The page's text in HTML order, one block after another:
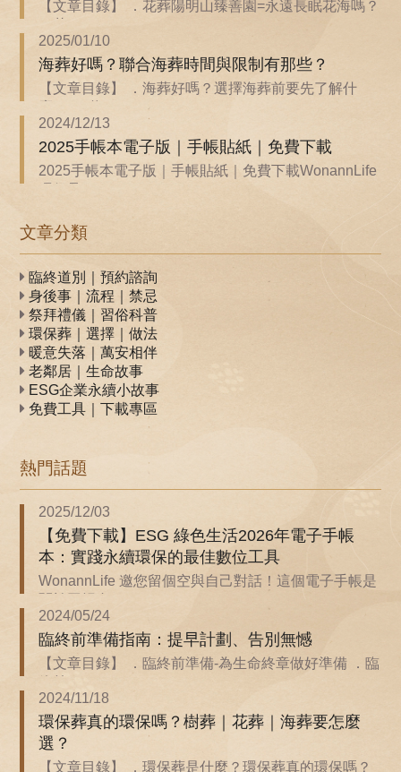
【文章目錄】 ．花葬陽明山臻善園=永遠長眠花海嗎？
2025/01/10
海葬好嗎？聯合海葬時間與限制有那些？
【文章目錄】 ．海葬好嗎？選擇海葬前要先了解什
2024/12/13
2025手帳本電子版｜手帳貼紙｜免費下載
2025手帳本電子版｜手帳貼紙｜免費下載WonannLife
文章分類
臨終道別｜預約諮詢
身後事｜流程｜禁忌
祭拜禮儀｜習俗科普
環保葬｜選擇｜做法
暖意失落｜萬安相伴
老鄰居｜生命故事
ESG企業永續小故事
免費工具｜下載專區
熱門話題
2025/12/03
【免費下載】ESG 綠色生活2026年電子手帳
本：實踐永續環保的最佳數位工具
WonannLife 邀您留個空與自己對話！這個電子手帳是
2024/05/24
臨終前準備指南：提早計劃、告別無憾
【文章目錄】 ．臨終前準備-為生命終章做好準備 ．臨
2024/11/18
環保葬真的環保嗎？樹葬｜花葬｜海葬要怎麼
選？
【文章目錄】 ．環保葬是什麼？環保葬真的環保嗎？